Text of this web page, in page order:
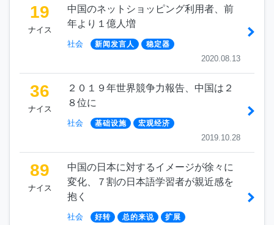
19
ナイス
中国のネットショッピング利用者、前
年より１億人増
社会 新闻发言人 稳定器
2020.08.13
36
ナイス
２０１９年世界競争力報告、中国は２
８位に
社会 基础设施 宏观经济
2019.10.28
89
ナイス
中国の日本に対するイメージが徐々に
変化、７割の日本語学習者が親近感を
抱く
社会 好转 总的来说 扩展